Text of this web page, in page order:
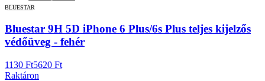
BLUESTAR
Bluestar 9H 5D iPhone 6 Plus/6s Plus teljes kijelzős
védőüveg - fehér
1130 Ft5620 Ft
Raktáron